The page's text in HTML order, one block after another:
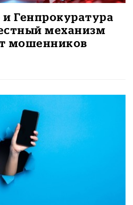
и Генпрокуратура
механизм
мошенников